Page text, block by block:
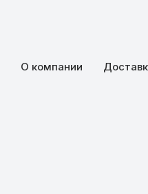
О компании